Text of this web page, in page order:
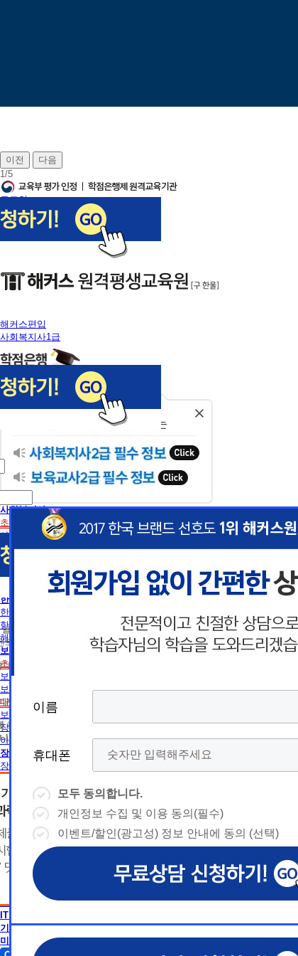
이전
다음
1/5
로그인
회원가입
장바구니
해커스편입
사회복지사1급
사회복지사
초보길잡이
사회복지사란
사회복지사2급 취득방법
사회복지사1급 취득방법
사회복지학사/전문학사
한국어교원
한국어교원이란
한국어교원 취득방법
해외취업전망
보육교사
초보길잡이
보육교사란
보육교사2급 취득방법
대면수업일정
보육교사1급 취득방법
장애영유아 보육교사란
아동학사/전문학사
장애영유아 보육교사
장애영유아 보육교사란
CPA (공인회계사)란
경영학이란
자격증 정보
독학사 정보
편입 정보
심리학
심리학이란
AICPA (미국공인회계사)란
IT 공학
기사 · 산업기사
미용학
폰
* 날짜입력 키보드 사용법
- page up/down 키 = 다음달/이전
- ctrl+ 방향키 좌,우, 위, 아래 = 날
짜선택
날짜선택
날
선
예
간
상담내용(필수)
수강신청
문의
상담 희망내용 (선택)
폰
* 날짜입력 키보드 사용법
- page up/down 키 = 다음달/이전
- ctrl+ 방향키 좌,우, 위, 아래 = 날
짜선택
전달
- ctrl+ 방향키 좌,우, 위, 아래 =
날짜선택
날
짜
예
상담내용(필수)
수강신청
문의
이름
휴대폰
모두 동의합니다.
개인정보 수집 및 이용 동의(필수)
이벤트/할인(광고성) 정보 안내에 동의 (선택)
◆ 개인정보 수집 · 이용 동의
1. 개인정보 수집·이용 목적
1) 무료상담 진행 및 문의 사항 응대, 동일·후속 문의에 대
제공, 상담 이력 관리 및 상담 관련 분쟁·민원 처리
2) 광고성 정보 수신에 별도 동의한 자에 한하
이름
휴대폰
모두 동의합니다.
개인정보 수집 및 이용 동의(필수)
이벤트/할인(광고성) 정보 안내에 동의 (선택)
◆ 개인정보 수집 · 이용 동의
1. 개인정보 수집·이용 목적
1) 무료상담 진행 및 문의 사항 응대, 동일·후속 문의에 대
제공, 상담 이력 관리 및 상담 관련 분쟁·민원 처리
2) 광고성 정보 수신에 별도 동의한 자에 한하
이름
휴대폰
모두 동의합니다.
개인정보 수집 및 이용 동의(필수)
이벤트/할인(광고성) 정보 안내에 동의 (선택)
◆ 개인정보 수집 · 이용 동의
1. 개인정보 수집·이용 목적
1) 무료상담 진행 및 문의 사항 응대, 동일·후속 문의에 대
제공, 상담 이력 관리 및 상담 관련 분쟁·민원 처리
2) 광고성 정보 수신에 별도 동의한 자에 한하
이름
휴대폰
모두 동의합니다.
개인정보 수집 및 이용 동의(필수)
이벤트/할인(광고성) 정보 안내에 동의 (선택)
인혜택 제공
등 광고성 정보 제공, 통계자료 활용
폰 번호
의 해지나 개인정보 삭제요청 시까지
동의하지 않을 수 있습니다.
다.